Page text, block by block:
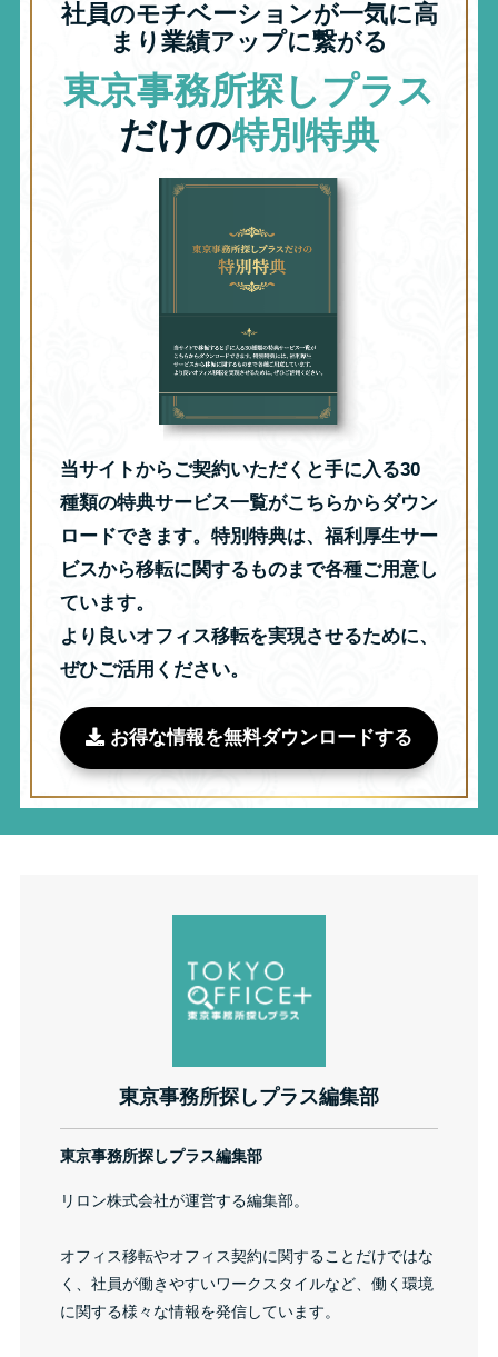
社員のモチベーションが一気に高
まり業績アップに繋がる
東京事務所探しプラス
だけの特別特典
当サイトからご契約いただくと手に入る30
種類の特典サービス一覧がこちらからダウン
ロードできます。特別特典は、福利厚生サー
ビスから移転に関するものまで各種ご用意し
ています。
より良いオフィス移転を実現させるために、
ぜひご活用ください。
お得な情報を無料ダウンロードする
東京事務所探しプラス編集部
東京事務所探しプラス編集部
リロン株式会社が運営する編集部。
オフィス移転やオフィス契約に関することだけではな
く、社員が働きやすいワークスタイルなど、働く環境
に関する様々な情報を発信しています。